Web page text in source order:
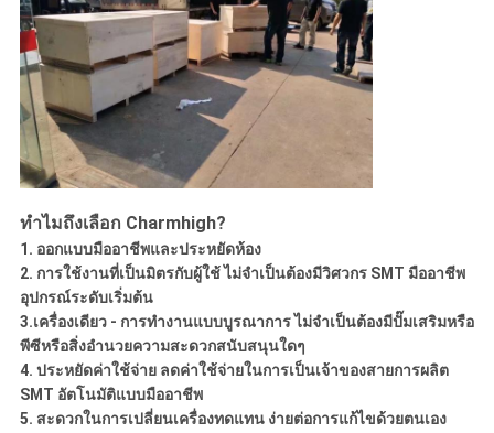
ทำไมถึงเลือก Charmhigh?
1. ออกแบบมืออาชีพและประหยัดห้อง
2. การใช้งานที่เป็นมิตรกับผู้ใช้ ไม่จำเป็นต้องมีวิศวกร SMT มืออาชีพ
อุปกรณ์ระดับเริ่มต้น
3.เครื่องเดียว - การทำงานแบบบูรณาการ ไม่จำเป็นต้องมีปั๊มเสริมหรือ
พีซีหรือสิ่งอำนวยความสะดวกสนับสนุนใดๆ
4. ประหยัดค่าใช้จ่าย ลดค่าใช้จ่ายในการเป็นเจ้าของสายการผลิต
SMT อัตโนมัติแบบมืออาชีพ
5. สะดวกในการเปลี่ยนเครื่องทดแทน ง่ายต่อการแก้ไขด้วยตนเอง